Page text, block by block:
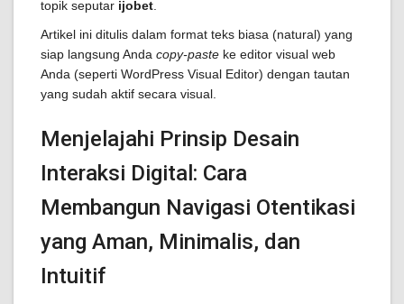
topik seputar ijobet
Artikel ini ditulis dalam format teks biasa (natural) yang
siap langsung Anda copy-paste ke editor visual web
Anda (seperti WordPress Visual Editor) dengan tautan
yang sudah aktif secara visual.
Menjelajahi Prinsip Desain
Interaksi Digital: Cara
Membangun Navigasi Otentikasi
yang Aman, Minimalis, dan
Intuitif